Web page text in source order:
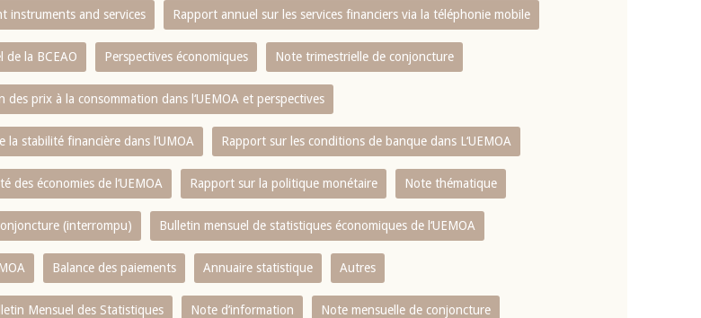
instruments and services Rapport annuel sur les services financiers via la téléphonie mobile
de la BCEAO Perspectives économiques Note trimestrielle de conjoncture
des prix à la consommation dans l‘UEMOA et perspectives
la stabilité financière dans l‘UMOA Rapport sur les conditions de banque dans L‘UEMOA
des économies de l‘UEMOA Rapport sur la politique monétaire Note thématique
(interrompu) Bulletin mensuel de statistiques économiques de l‘UEMOA
Balance des paiements Annuaire statistique Autres
Mensuel des Statistiques Note d’information Note mensuelle de conjoncture